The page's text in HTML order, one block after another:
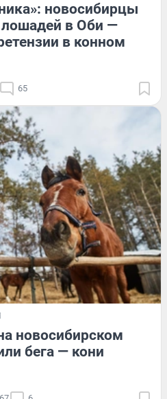
новосибирцы
лошадей в Оби —
в конном
65
новосибирском
бега — кони